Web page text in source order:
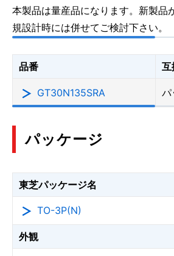
本製品は量産品になります。新製品
規設計時には併せてご検討下さい。
品番 互
GT30N135SRA パ
パッケージ
東芝パッケージ名
TO-3P(N)
外観